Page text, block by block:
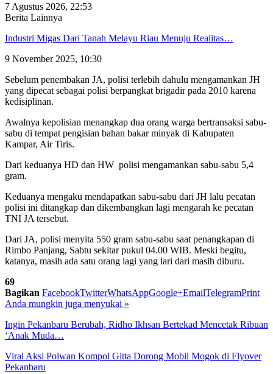
7 Agustus 2026, 22:53
Berita Lainnya
Industri Migas Dari Tanah Melayu Riau Menuju Realitas…
9 November 2025, 10:30
Sebelum penembakan JA, polisi terlebih dahulu mengamankan JH
yang dipecat sebagai polisi berpangkat brigadir pada 2010 karena
kedisiplinan.
Awalnya kepolisian menangkap dua orang warga bertransaksi sabu-
sabu di tempat pengisian bahan bakar minyak di Kabupaten
Kampar, Air Tiris.
Dari keduanya HD dan HW polisi mengamankan sabu-sabu 5,4
gram.
Keduanya mengaku mendapatkan sabu-sabu dari JH lalu pecatan
polisi ini ditangkap dan dikembangkan lagi mengarah ke pecatan
TNI JA tersebut.
Dari JA, polisi menyita 550 gram sabu-sabu saat penangkapan di
Rimbo Panjang, Sabtu sekitar pukul 04.00 WIB. Meski begitu,
katanya, masih ada satu orang lagi yang lari dari masih diburu.
69
Bagikan FacebookTwitterWhatsAppGoogle+EmailTelegramPrint
Anda mungkin juga menyukai »
Ingin Pekanbaru Berubah, Ridho Ikhsan Bertekad Mencetak Ribuan
‘Anak Muda…
Viral Aksi Polwan Kompol Gitta Dorong Mobil Mogok di Flyover
Pekanbaru